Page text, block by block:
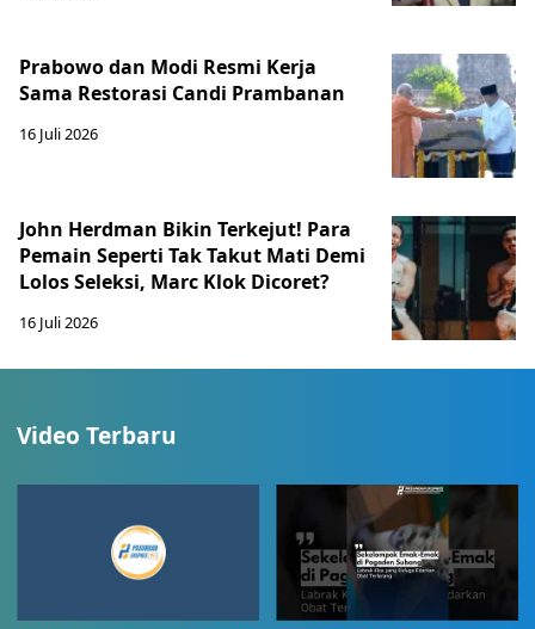
Prabowo dan Modi Resmi Kerja
Sama Restorasi Candi Prambanan
16 Juli 2026
John Herdman Bikin Terkejut! Para
Pemain Seperti Tak Takut Mati Demi
Lolos Seleksi, Marc Klok Dicoret?
16 Juli 2026
Video Terbaru